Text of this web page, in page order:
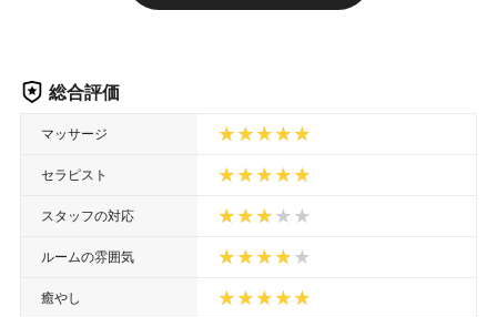
総合評価
マッサージ
セラピスト
スタッフの対応
ルームの雰囲気
癒やし